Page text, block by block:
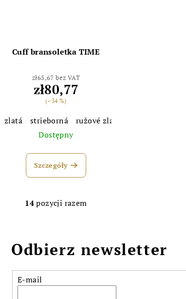
Cuff bransoletka TIME
zł65,67 bez VAT
zł80,77
(–34 %)
zlatá strieborná
ružové zlato
Dostępny
Szczegóły
K
t
l
14pozycji razem
Odbierz newsletter
E-mail